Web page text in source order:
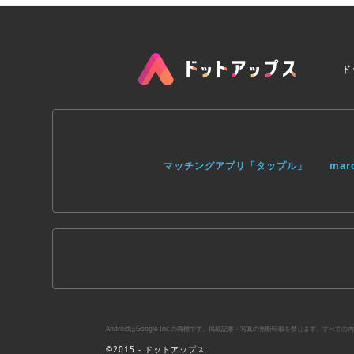
マッチングアプリ「タップル」
AndroidはGoogle Inc.の商標です。掲載記事・写真の無断転載を禁じます。すべての
©2015 - ドットアップス